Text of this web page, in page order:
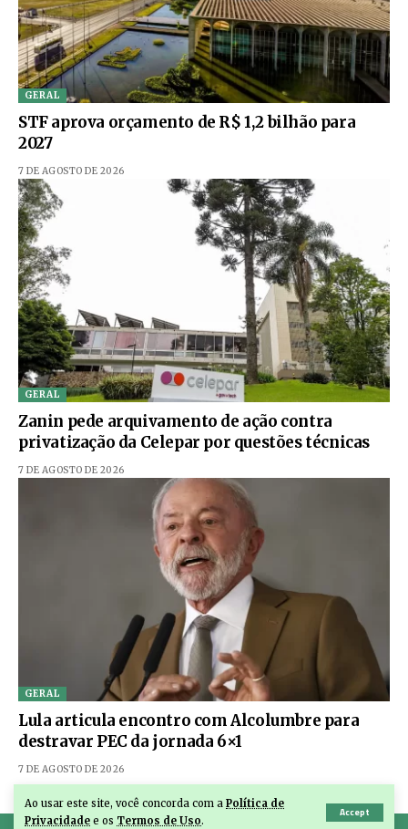
Ao usar este site, você concorda com a Política de
Privacidade e os Termos de Uso.
Accept
GERAL
STF aprova orçamento de R$ 1,2 bilhão para
2027
7 DE AGOSTO DE 2026
GERAL
Zanin pede arquivamento de ação contra
privatização da Celepar por questões técnicas
7 DE AGOSTO DE 2026
GERAL
Lula articula encontro com Alcolumbre para
destravar PEC da jornada 6×1
7 DE AGOSTO DE 2026